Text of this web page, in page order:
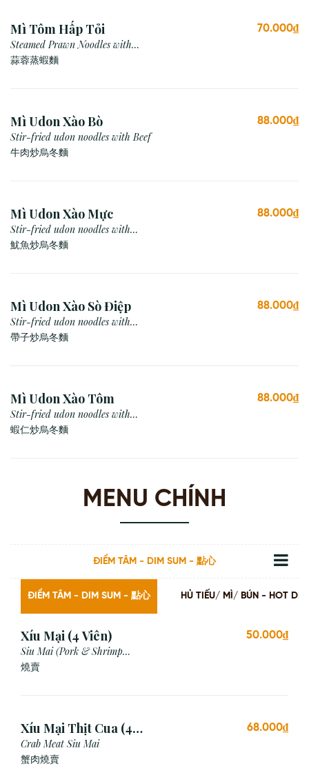
Mì Tôm Hấp Tỏi
Steamed Prawn Noodles with
Garlic
蒜蓉蒸蝦麵
70.000₫
Mì Udon Xào Bò
Stir-fried udon noodles with Beef
牛肉炒烏冬麵
88.000₫
Mì Udon Xào Mực
Stir-fried udon noodles with
Squid
魷魚炒烏冬麵
88.000₫
Mì Udon Xào Sò Điệp
Stir-fried udon noodles with
Scallop
帶子炒烏冬麵
88.000₫
Mì Udon Xào Tôm
Stir-fried udon noodles with
prawn
蝦仁炒烏冬麵
88.000₫
MENU CHÍNH
ĐIỂM TÂM - DIM SUM - 點心
ĐIỂM TÂM - DIM SUM - 點心 HỦ TIẾU/ MÌ/ BÚN - HOT
Xíu Mại (4 Viên)
Siu Mai (Pork & Shrimp
Dumpling)
燒賣
50.000₫
Xíu Mại Thịt Cua (4
Viên)
Crab Meat Siu Mai
蟹肉燒賣
68.000₫